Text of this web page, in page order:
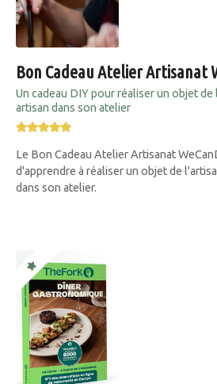
Bon Cadeau Atelier Artisanat
Un cadeau DIY pour réaliser un objet de
artisan dans son atelier
Le Bon Cadeau Atelier Artisanat
d'apprendre à réaliser un objet de
dans son atelier.